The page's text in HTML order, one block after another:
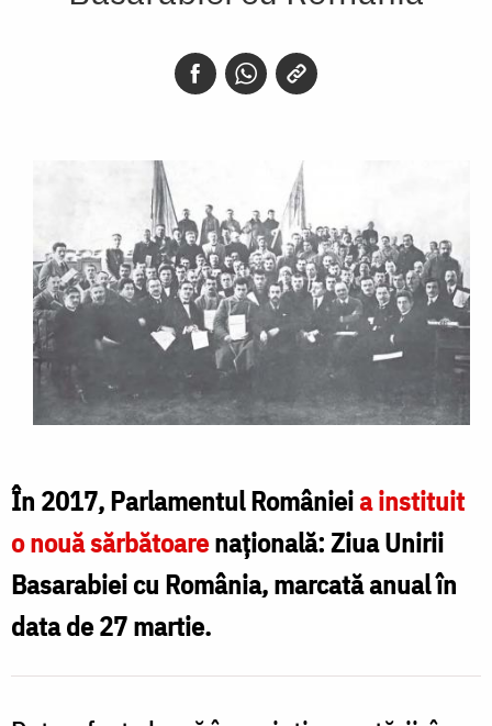
În 2017, Parlamentul Românieia instituit
o nouă sărbătoarenațională: Ziua Unirii
Basarabiei cu România, marcată anual în
data de 27 martie.